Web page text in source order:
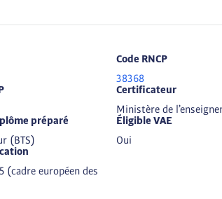
préparé
(BTS)
(cadre européen des
Code RNCP
38368
Certificateur
Ministère de
Éligible VAE
Oui